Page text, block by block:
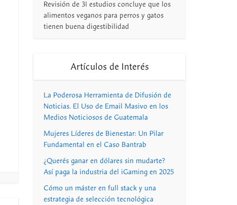
Revisión de 31 estudios concluye que los
alimentos veganos para perros y gatos
tienen buena digestibilidad
Artículos de Interés
La Poderosa Herramienta de Difusión de
Noticias. El Uso de Email Masivo en los
Medios Noticiosos de Guatemala
Mujeres Líderes de Bienestar: Un Pilar
Fundamental en el Caso Bantrab
¿Querés ganar en dólares sin mudarte?
Así paga la industria del iGaming en 2025
Cómo un máster en full stack y una
estrategia de selección tecnológica